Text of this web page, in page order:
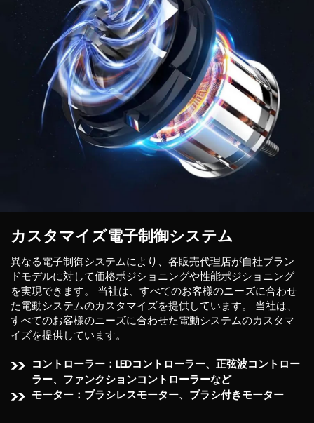
カスタマイズ電子制御システム
異なる電子制御システムにより、各販売代理店が自社ブラン
ドモデルに対して価格ポジショニングや性能ポジショニング
を実現できます。 当社は、すべてのお客様のニーズに合わせ
た電動システムのカスタマイズを提供しています。 当社は、
すべてのお客様のニーズに合わせた電動システムのカスタマ
イズを提供しています。
コントローラー：LEDコントローラー、正弦波コントロー
ラー、ファンクションコントローラーなど
モーター：ブラシレスモーター、ブラシ付きモーター